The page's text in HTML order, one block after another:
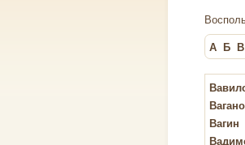
А Б В
Вагин